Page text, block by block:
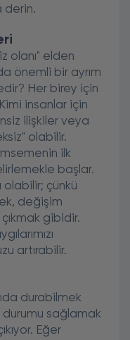
derin.
olanı" elden
önemli bir ayrım
Her birey için
insanlar için
ilişkiler veya
olabilir.
ilk
başlar.
olabilir; çünkü
değişim
gibidir.
artırabilir.
durabilmek
durumu sağlamak
Eğer